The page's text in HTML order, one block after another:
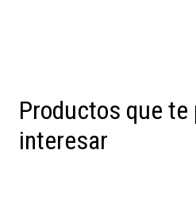
Productos que te
interesar